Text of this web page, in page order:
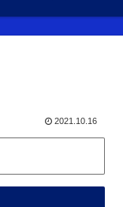
2021.10.16